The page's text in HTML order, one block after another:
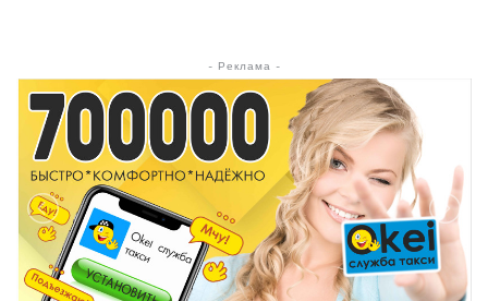
- Реклама -